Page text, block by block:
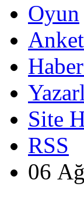
Oyun
Site
RSS
06